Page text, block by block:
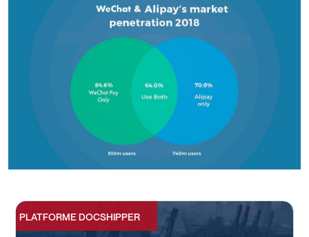
PLATFORME DOCSHIPPER